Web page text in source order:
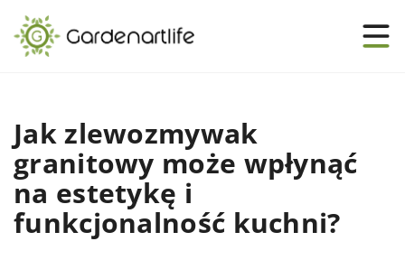
Jak zlewozmywak
granitowy może wpłynąć
na estetykę i
funkcjonalność kuchni?